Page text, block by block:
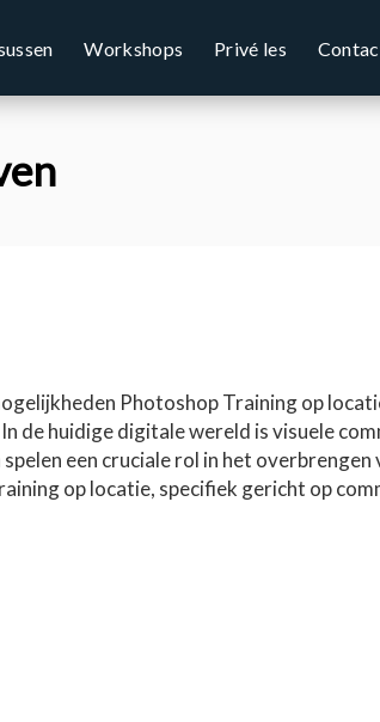
Workshops Privé les
Photoshop Training op
de huidige digitale wereld is visuele
een cruciale rol in het overbrengen
op locatie, specifiek gericht op